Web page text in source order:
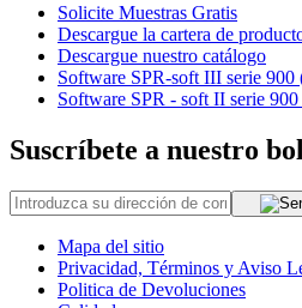
Solicite Muestras Gratis
Descargue la cartera de
Descargue nuestro catálogo
Software SPR-soft III serie 900
Software SPR - soft II serie
Suscríbete a nuestro
Mapa del sitio
Privacidad, Términos y Aviso
Politica de Devoluciones